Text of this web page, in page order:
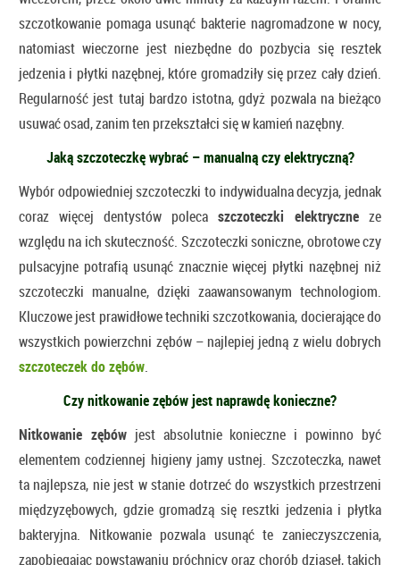
szczotkowanie pomaga usunąć bakterie nagromadzone w nocy,
natomiast wieczorne jest niezbędne do pozbycia się resztek
jedzenia i płytki nazębnej, które gromadziły się przez cały dzień.
Regularność jest tutaj bardzo istotna, gdyż pozwala na bieżąco
usuwać osad, zanim ten przekształci się w kamień nazębny.
Jaką szczoteczkę wybrać – manualną czy elektryczną?
Wybór odpowiedniej szczoteczki to indywidualna decyzja, jednak
coraz więcej dentystów poleca szczoteczki elektryczne ze
względu na ich skuteczność. Szczoteczki soniczne, obrotowe czy
pulsacyjne potrafią usunąć znacznie więcej płytki nazębnej niż
szczoteczki manualne, dzięki zaawansowanym technologiom.
Kluczowe jest prawidłowe techniki szczotkowania, docierające do
wszystkich powierzchni zębów – najlepiej jedną z wielu dobrych
szczoteczek do zębów.
Czy nitkowanie zębów jest naprawdę konieczne?
Nitkowanie zębówjest absolutnie konieczne i powinno być
elementem codziennej higieny jamy ustnej. Szczoteczka, nawet
ta najlepsza, nie jest w stanie dotrzeć do wszystkich przestrzeni
międzyzębowych, gdzie gromadzą się resztki jedzenia i płytka
bakteryjna. Nitkowanie pozwala usunąć te zanieczyszczenia,
zapobiegając powstawaniu próchnicy oraz chorób dziąseł, takich